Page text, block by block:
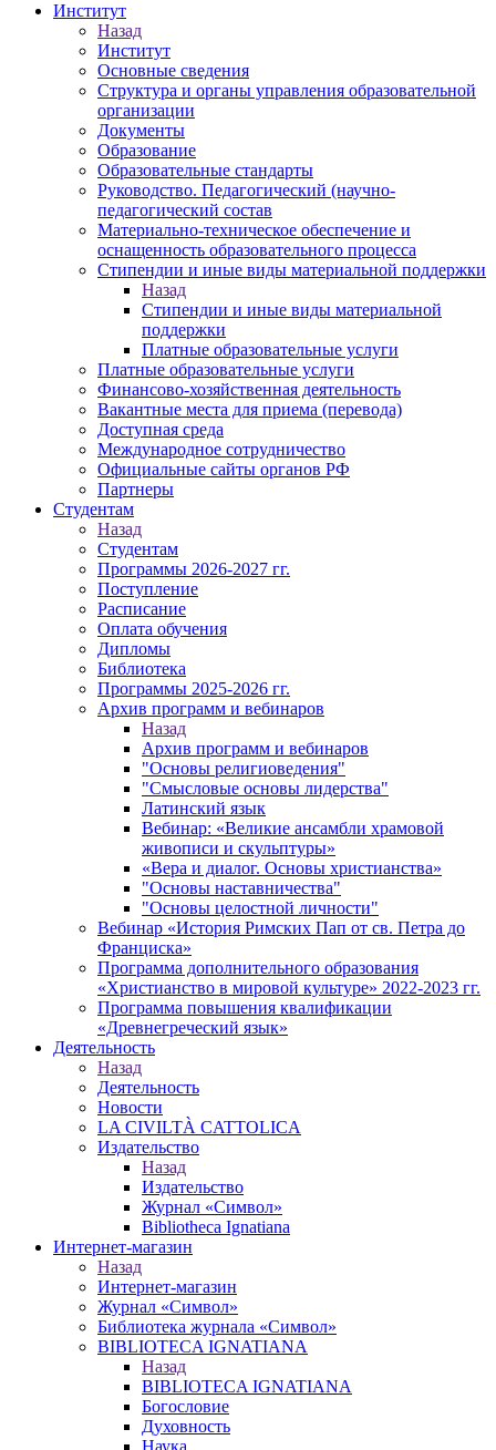
Институт
Назад
Институт
Основные сведения
Структура и органы управления образовательной
организации
Документы
Образование
Образовательные стандарты
Руководство. Педагогический (научно-
педагогический состав
Материально-техническое обеспечение и
оснащенность образовательного процесса
Стипендии и иные виды материальной поддержки
Назад
Стипендии и иные виды материальной
поддержки
Платные образовательные услуги
Платные образовательные услуги
Финансово-хозяйственная деятельность
Вакантные места для приема (перевода)
Доступная среда
Международное сотрудничество
Официальные сайты органов РФ
Партнеры
Студентам
Назад
Студентам
Программы 2026-2027 гг.
Поступление
Расписание
Оплата обучения
Дипломы
Библиотека
Программы 2025-2026 гг.
Архив программ и вебинаров
Назад
Архив программ и вебинаров
"Основы религиоведения"
"Смысловые основы лидерства"
Латинский язык
Вебинар: «Великие ансамбли храмовой
живописи и скульптуры»
«Вера и диалог. Основы христианства»
"Основы наставничества"
"Основы целостной личности"
Вебинар «История Римских Пап от св. Петра до
Франциска»
Программа дополнительного образования
«Христианство в мировой культуре» 2022-2023 гг.
Программа повышения квалификации
«Древнегреческий язык»
Деятельность
Назад
Деятельность
Новости
LA CIVILTÀ CATTOLICA
Издательство
Назад
Издательство
Журнал «Символ»
Bibliotheca Ignatiana
Интернет-магазин
Назад
Интернет-магазин
Журнал «Символ»
Библиотека журнала «Символ»
BIBLIOTECA IGNATIANA
Назад
BIBLIOTECA IGNATIANA
Богословие
Духовность
Наука